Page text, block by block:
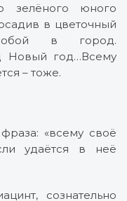
зелёного юного
в цветочный
в город.
Новый год…Всему
– тоже.
«всему своё
удаётся в неё
сознательно